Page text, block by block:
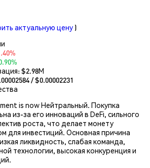
актуальную цену )
$2.98M
/ $0.00002231
is now Нейтральный. Покупка
из-за его инноваций в DeFi, сильного
роста, что делает монету
для инвестиций. Основная причина
ликвидность, слабая команда,
технологии, высокая конкуренция и